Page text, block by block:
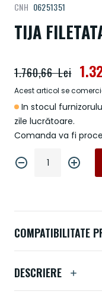
TIJA
CNH 06251351
In stocul
zile lucrătoare.
Comanda va fi
1.760,66 Lei
Acest articol se
la
începutul
galeriei
imagini
COMPATIBILITATE
DESCRIERE